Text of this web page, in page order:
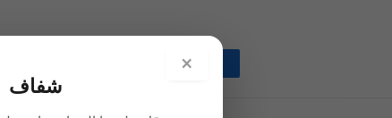
لينكدإن
×
شفاف